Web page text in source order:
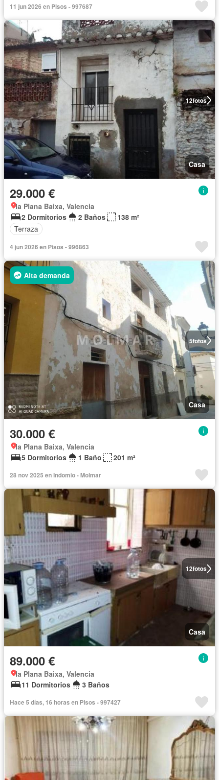
11 jun 2026 en Pisos - 997687
12fotos
Casa
29.000 €
la Plana Baixa, Valencia
2 Dormitorios
2 Baños
138 m²
Terraza
4 jun 2026 en Pisos - 996863
5fotos
Alta demanda
Casa
30.000 €
la Plana Baixa, Valencia
5 Dormitorios
1 Baño 201 m²
28 nov 2025 en Indomio - Molmar
12fotos
Casa
89.000 €
la Plana Baixa, Valencia
11 Dormitorios
3 Baños
Hace 5 días, 16 horas en Pisos - 997427